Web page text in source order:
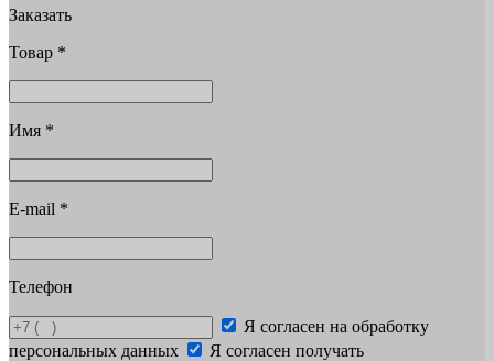
Заказать
Товар *
Имя *
E-mail *
Телефон
Я согласен на обработку
персональных данных
Я согласен получать